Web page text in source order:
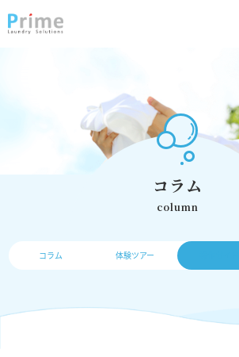
コラム
column
コラム 体験ツアー